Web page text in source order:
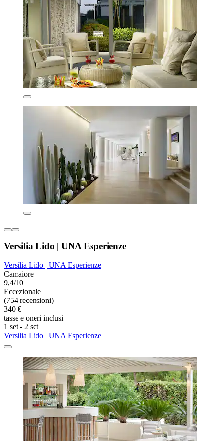
Versilia Lido | UNA Esperienze
Versilia Lido | UNA Esperienze
Camaiore
9,4/10
Eccezionale
(754 recensioni)
340 €
tasse e oneri inclusi
1 set - 2 set
Versilia Lido | UNA Esperienze